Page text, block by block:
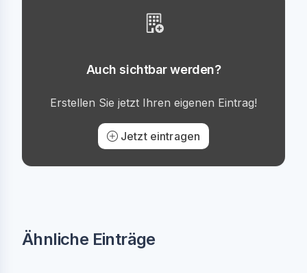
Auch sichtbar werden?
Erstellen Sie jetzt Ihren eigenen Eintrag!
Jetzt eintragen
Ähnliche Einträge